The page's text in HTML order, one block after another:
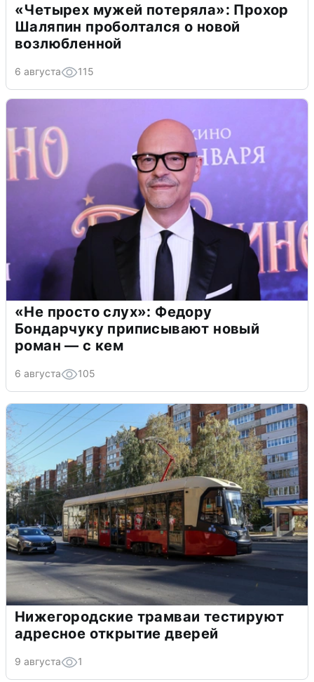
«Четырех мужей потеряла»: Прохор
Шаляпин проболтался о новой
возлюбленной
6 августа 115
«Не просто слух»: Федору
Бондарчуку приписывают новый
роман — с кем
6 августа 105
Нижегородские трамваи тестируют
адресное открытие дверей
9 августа 1